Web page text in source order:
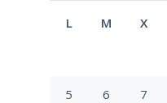
L M X
5 6 7